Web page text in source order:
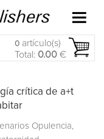
0 artículo(s)
Total: 0.00 €
crítica de a+t
Opulencia,